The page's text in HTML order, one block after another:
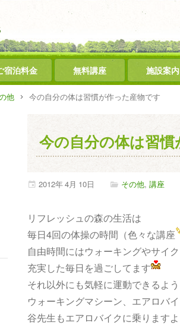
宿泊料金 無料講座 施設案内
他 今の自分の体は習慣が作った産物です
今の自分の体は習
2012年4月 10日 その他, 講座
リフレッシュの森の生活は
毎日4回の体操の時間（色々な講座
自由時間にはウォーキングやサイ
充実した毎日を過ごしてます
それ以外にも気軽に運動できるよ
ウォーキングマシーン、エアロバ
谷先生もエアロバイクに乗ります